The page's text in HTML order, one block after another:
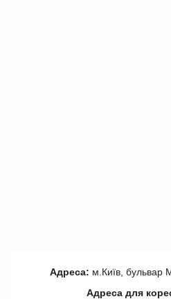
Адреса: м.Київ, бульвар
Адреса для